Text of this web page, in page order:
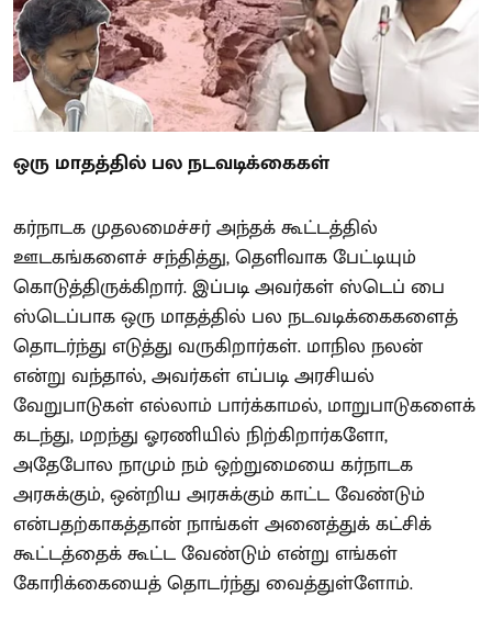
ஒரு மாதத்தில் பல நடவடிக்கைகள்
கர்நாடக முதலமைச்சர் அந்தக் கூட்டத்தில்
ஊடகங்களைச் சந்தித்து, தெளிவாக பேட்டியும்
கொடுத்திருக்கிறார். இப்படி அவர்கள் ஸ்டெப் பை
ஸ்டெப்பாக ஒரு மாதத்தில் பல நடவடிக்கைகளைத்
தொடர்ந்து எடுத்து வருகிறார்கள். மாநில நலன்
என்று வந்தால், அவர்கள் எப்படி அரசியல்
வேறுபாடுகள் எல்லாம் பார்க்காமல், மாறுபாடுகளைக்
கடந்து, மறந்து ஓரணியில் நிற்கிறார்களோ,
அதேபோல நாமும் நம் ஒற்றுமையை கர்நாடக
அரசுக்கும், ஒன்றிய அரசுக்கும் காட்ட வேண்டும்
என்பதற்காகத்தான் நாங்கள் அனைத்துக் கட்சிக்
கூட்டத்தைக் கூட்ட வேண்டும் என்று எங்கள்
கோரிக்கையைத் தொடர்ந்து வைத்துள்ளோம்.